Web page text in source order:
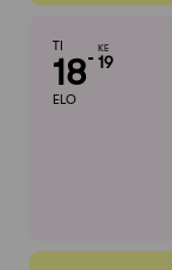
TI
18
ELO
KE
19